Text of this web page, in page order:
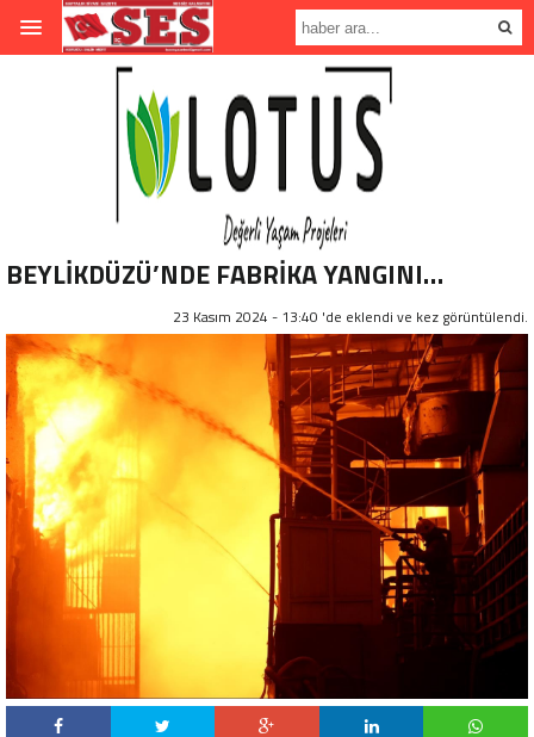
BEYLİKDÜZÜ’NDE FABRİKA YANGINI…
23 Kasım 2024 - 13:40 'de eklendi ve kez görüntülendi.